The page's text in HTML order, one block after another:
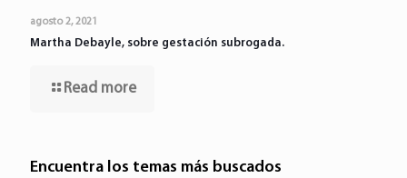
agosto 2, 2021
Martha Debayle, sobre gestación subrogada.
Read more
Encuentra los temas más buscados